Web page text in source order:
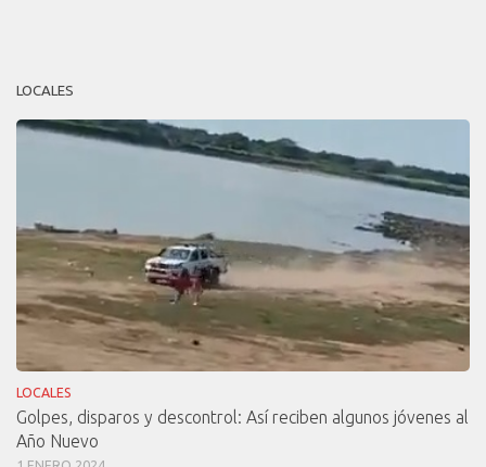
LOCALES
LOCALES
Golpes, disparos y descontrol: Así reciben algunos jóvenes al
Año Nuevo